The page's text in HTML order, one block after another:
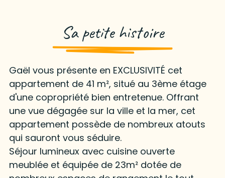
Sa petite histoire
Gaël vous présente en EXCLUSIVITÉ cet
appartement de 41 m², situé au 3ème étage
d'une copropriété bien entretenue. Offrant
une vue dégagée sur la ville et la mer, cet
appartement possède de nombreux atouts
qui sauront vous séduire.
Séjour lumineux avec cuisine ouverte
meublée et équipée de 23m² dotée de